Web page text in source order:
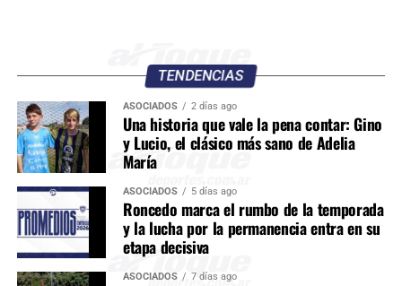
TENDENCIAS
ASOCIADOS 2 días ago
Una historia que vale la pena contar: Gino
y Lucio, el clásico más sano de Adelia
María
ASOCIADOS 5 días ago
Roncedo marca el rumbo de la temporada
y la lucha por la permanencia entra en su
etapa decisiva
ASOCIADOS 7 días ago